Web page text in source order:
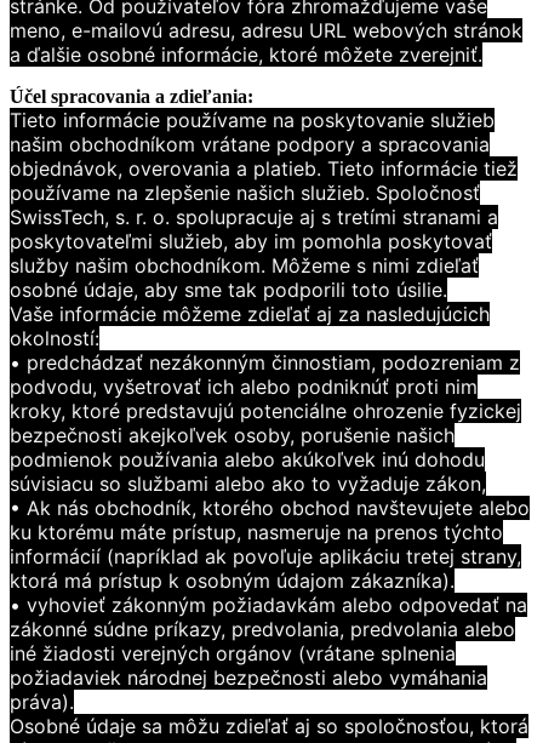
stránke. Od používateľov fóra zhromažďujeme vaše
meno, e-mailovú adresu, adresu URL webových stránok
a ďalšie osobné informácie, ktoré môžete zverejniť.
Účel spracovania a zdieľania:
Tieto informácie používame na poskytovanie služieb
našim obchodníkom vrátane podpory a spracovania
objednávok, overovania a platieb. Tieto informácie tiež
používame na zlepšenie našich služieb. Spoločnosť
SwissTech, s. r. o. spolupracuje aj s tretími stranami a
poskytovateľmi služieb, aby im pomohla poskytovať
služby našim obchodníkom. Môžeme s nimi zdieľať
osobné údaje, aby sme tak podporili toto úsilie.
Vaše informácie môžeme zdieľať aj za nasledujúcich
okolností:
• predchádzať nezákonným činnostiam, podozreniam z
podvodu, vyšetrovať ich alebo podniknúť proti nim
kroky, ktoré predstavujú potenciálne ohrozenie fyzickej
bezpečnosti akejkoľvek osoby, porušenie našich
podmienok používania alebo akúkoľvek inú dohodu
súvisiacu so službami alebo ako to vyžaduje zákon,
• Ak nás obchodník, ktorého obchod navštevujete alebo
ku ktorému máte prístup, nasmeruje na prenos týchto
informácií (napríklad ak povoľuje aplikáciu tretej strany,
ktorá má prístup k osobným údajom zákazníka).
• vyhovieť zákonným požiadavkám alebo odpovedať na
zákonné súdne príkazy, predvolania, predvolania alebo
iné žiadosti verejných orgánov (vrátane splnenia
požiadaviek národnej bezpečnosti alebo vymáhania
práva).
Osobné údaje sa môžu zdieľať aj so spoločnosťou, ktorá